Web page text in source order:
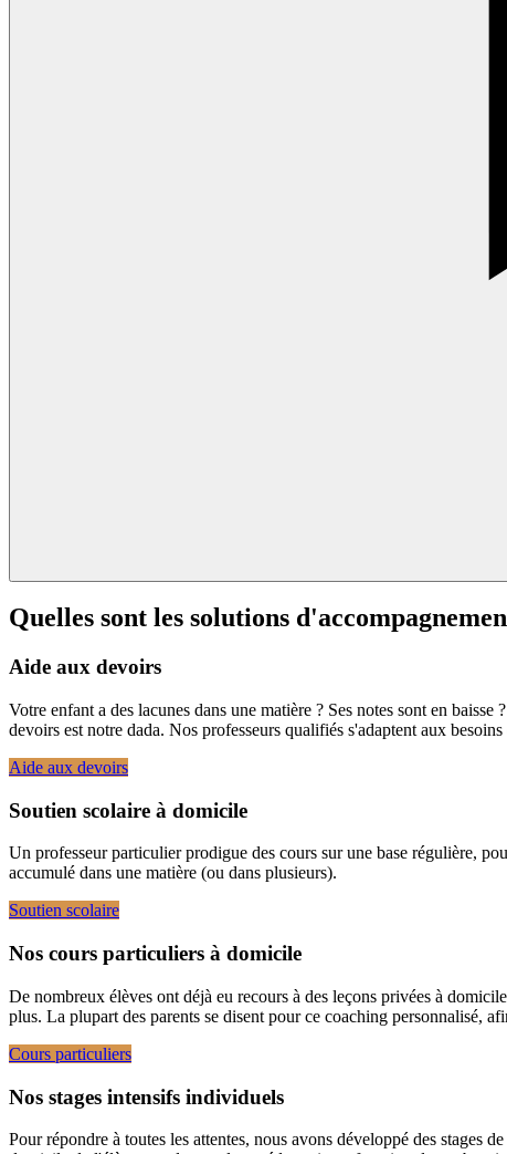
Quelles sont les solutions
Aide aux devoirs
Votre enfant a des lacunes dans une matière ? Ses notes sont en
devoirs est notre dada. Nos professeurs qualifiés s'adaptent aux
Aide aux devoirs
Soutien scolaire à domicile
Un professeur particulier prodigue des cours sur une base régulière,
accumulé dans une matière (ou dans plusieurs).
Soutien scolaire
Nos cours particuliers à domicile
De nombreux élèves ont déjà eu recours à des leçons privées à
plus. La plupart des parents se disent pour ce coaching personnalisé,
Cours particuliers
Nos stages intensifs individuels
Pour répondre à toutes les attentes, nous avons développé des stages